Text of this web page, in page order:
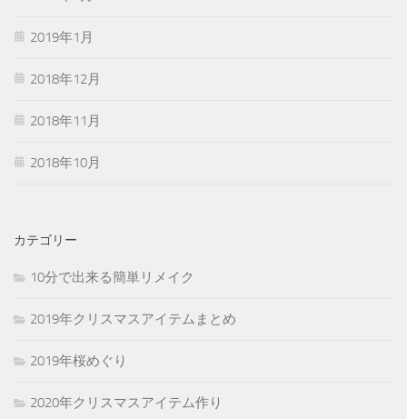
2019年1月
2018年12月
2018年11月
2018年10月
カテゴリー
10分で出来る簡単リメイク
2019年クリスマスアイテムまとめ
2019年桜めぐり
2020年クリスマスアイテム作り